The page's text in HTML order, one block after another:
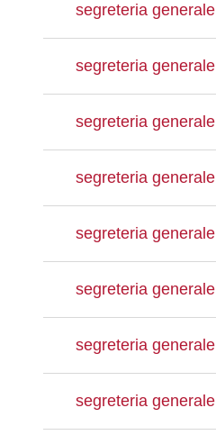
segreteria generale
segreteria generale
segreteria generale
segreteria generale
segreteria generale
segreteria generale
segreteria generale
segreteria generale